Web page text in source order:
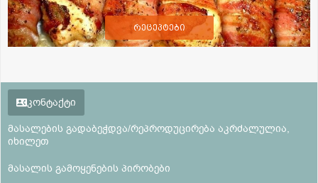
რეცეპტები
კონტაქტი
მასალების გადაბეჭდვა/რეპროდუცირება აკრძალულია,
იხილეთ
მასალის გამოყენების პირობები